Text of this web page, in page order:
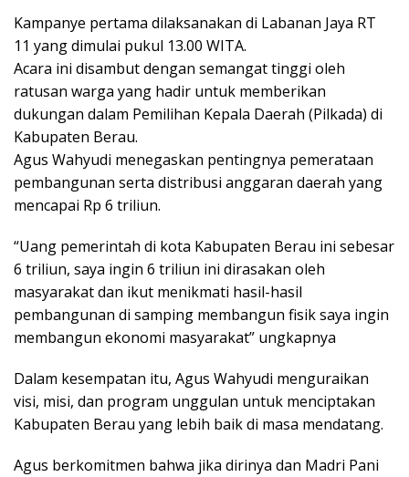
Kampanye pertama dilaksanakan di Labanan Jaya RT
11 yang dimulai pukul 13.00 WITA.
Acara ini disambut dengan semangat tinggi oleh
ratusan warga yang hadir untuk memberikan
dukungan dalam Pemilihan Kepala Daerah (Pilkada) di
Kabupaten Berau.
Agus Wahyudi menegaskan pentingnya pemerataan
pembangunan serta distribusi anggaran daerah yang
mencapai Rp 6 triliun.
“Uang pemerintah di kota Kabupaten Berau ini sebesar
6 triliun, saya ingin 6 triliun ini dirasakan oleh
masyarakat dan ikut menikmati hasil-hasil
pembangunan di samping membangun fisik saya ingin
membangun ekonomi masyarakat” ungkapnya
Dalam kesempatan itu, Agus Wahyudi menguraikan
visi, misi, dan program unggulan untuk menciptakan
Kabupaten Berau yang lebih baik di masa mendatang.
Agus berkomitmen bahwa jika dirinya dan Madri Pani